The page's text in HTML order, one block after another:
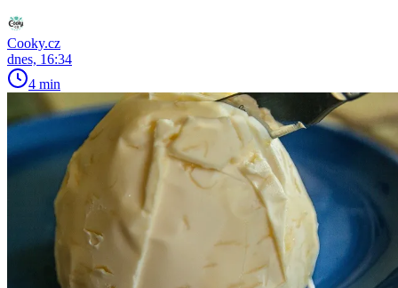
Cooky.cz
dnes, 16:34
4 min